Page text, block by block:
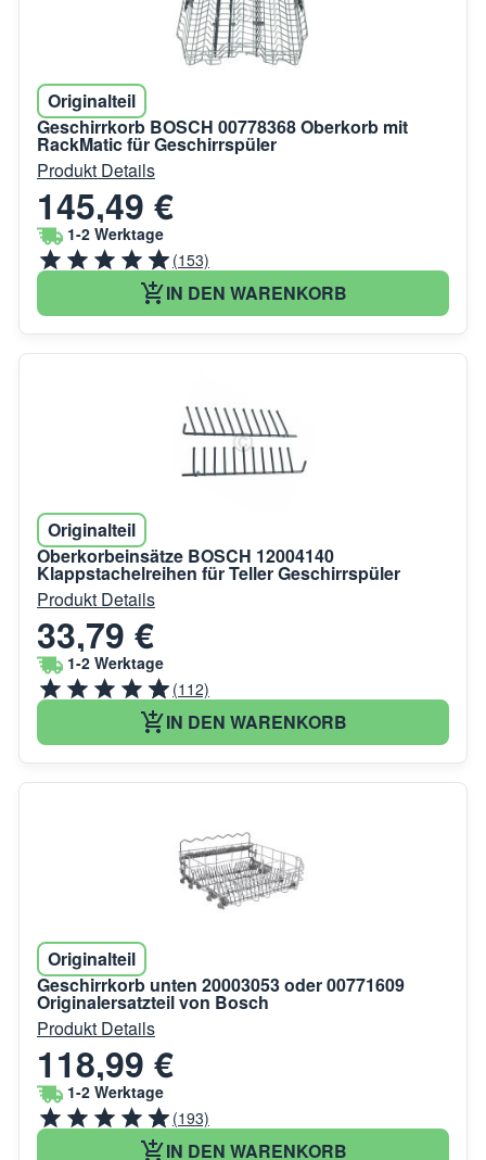
Originalteil
Geschirrkorb BOSCH 00778368 Oberkorb mit
RackMatic für Geschirrspüler
Produkt Details
145,49 €
1-2 Werktage
(153)
IN DEN WARENKORB
Originalteil
Oberkorbeinsätze BOSCH 12004140
Klappstachelreihen für Teller Geschirrspüler
Produkt Details
33,79 €
1-2 Werktage
(112)
IN DEN WARENKORB
Originalteil
Geschirrkorb unten 20003053 oder 00771609
Originalersatzteil von Bosch
Produkt Details
118,99 €
1-2 Werktage
(193)
IN DEN WARENKORB